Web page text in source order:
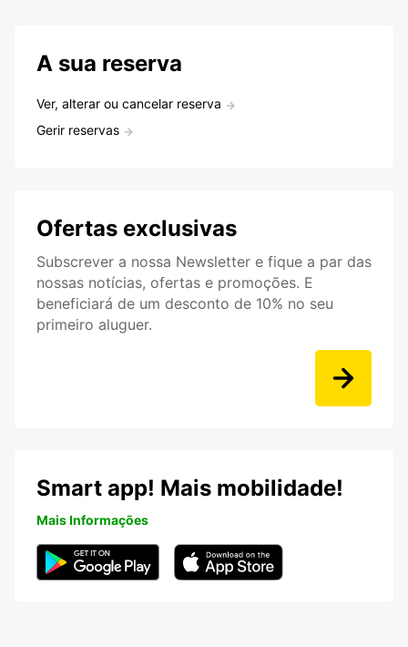
A sua reserva
Ver, alterar ou cancelar reserva
Gerir reservas
Ofertas exclusivas
Subscrever a nossa Newsletter e fique a par das
nossas notícias, ofertas e promoções. E
beneficiará de um desconto de 10% no seu
primeiro aluguer.
Smart app! Mais mobilidade!
Mais Informações